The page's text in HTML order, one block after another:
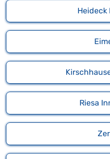
Heideck
Riesa